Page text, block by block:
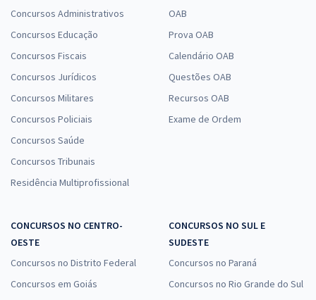
Concursos Administrativos
Concursos Educação
Concursos Fiscais
Concursos Jurídicos
Concursos Militares
Concursos Policiais
Concursos Saúde
Concursos Tribunais
Residência Multiprofissional
OAB
Prova OAB
Calendário OAB
Questões OAB
Recursos OAB
Exame de Ordem
CONCURSOS NO CENTRO-
OESTE
Concursos no Distrito Federal
Concursos em Goiás
CONCURSOS NO SUL E
SUDESTE
Concursos no Paraná
Concursos no Rio Grande do Sul